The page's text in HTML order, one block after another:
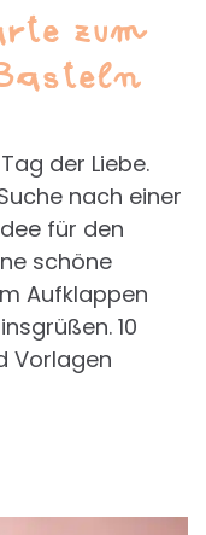
zum
der Liebe.
nach einer
für den
schöne
Aufklappen
10
Vorlagen